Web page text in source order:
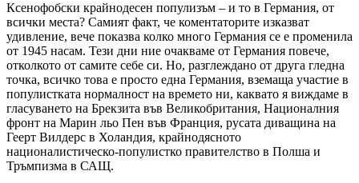
Ксенофобски крайнодесен популизъм – и то в Германия, от
всички места? Самият факт, че коментаторите изказват
удивление, вече показва колко много Германия се е променила
от 1945 насам. Тези дни ние очакваме от Германия повече,
отколкото от самите себе си. Но, разглеждано от друга гледна
точка, всичко това е просто една Германия, вземаща участие в
популистката нормалност на времето ни, каквато я виждаме в
гласуването на Брекзита във Великобритания, Националния
фронт на Марин льо Пен във Франция, русата диващина на
Геерт Вилдерс в Холандия, крайнодясното
националистическо-популистко правителство в Полша и
Тръмпизма в САЩ.